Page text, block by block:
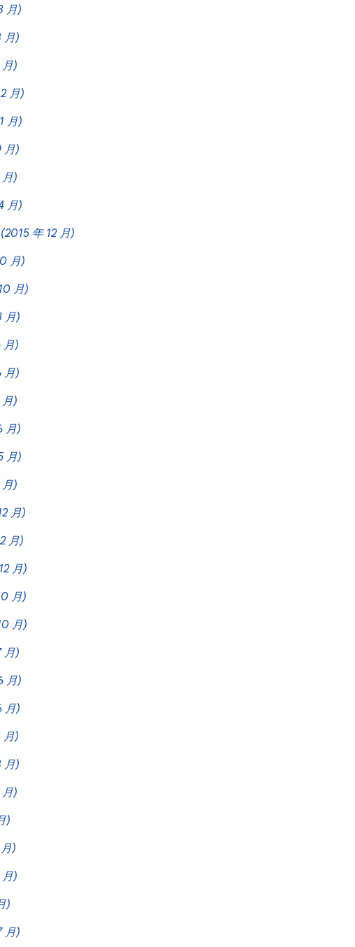
月)
月)
月)
月)
月)
月)
)
月)
(2015 年 12 月)
月)
月)
月)
月)
月)
)
月)
月)
)
月)
月)
月)
月)
月)
月)
月)
月)
月)
月)
)
)
)
)
)
月)